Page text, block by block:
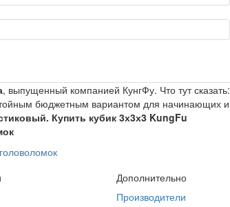
, выпущенный компанией КунгФу. Что тут сказать:
бюджетным вариантом для начинающих и
Купить кубик 3х3х3 KungFu
Дополнительно
Производители